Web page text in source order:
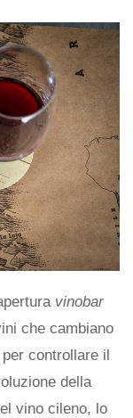
vinobar
che cambiano
controllare il
della
vino cileno, lo